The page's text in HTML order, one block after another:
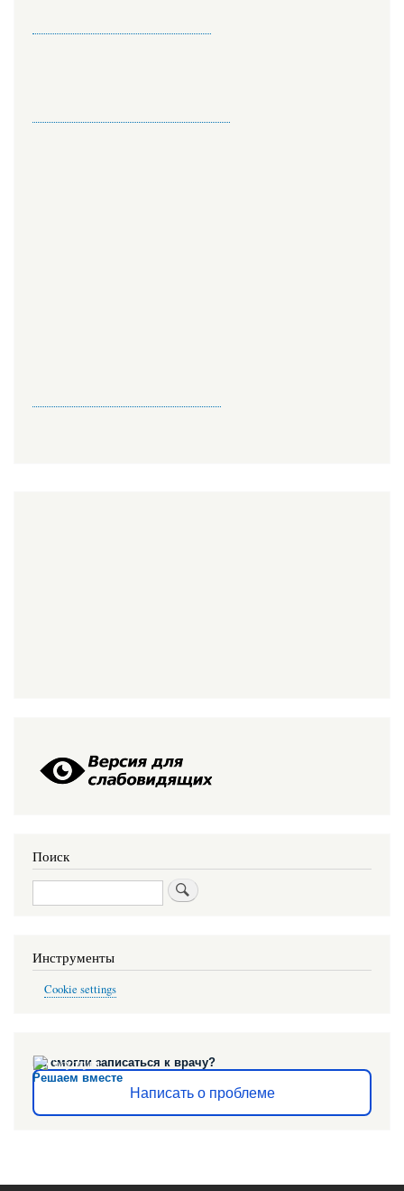
Поиск
Поиск
Инструменты
Cookie settings
Решаем вместе
Не смогли записаться к врачу?
Написать о проблеме